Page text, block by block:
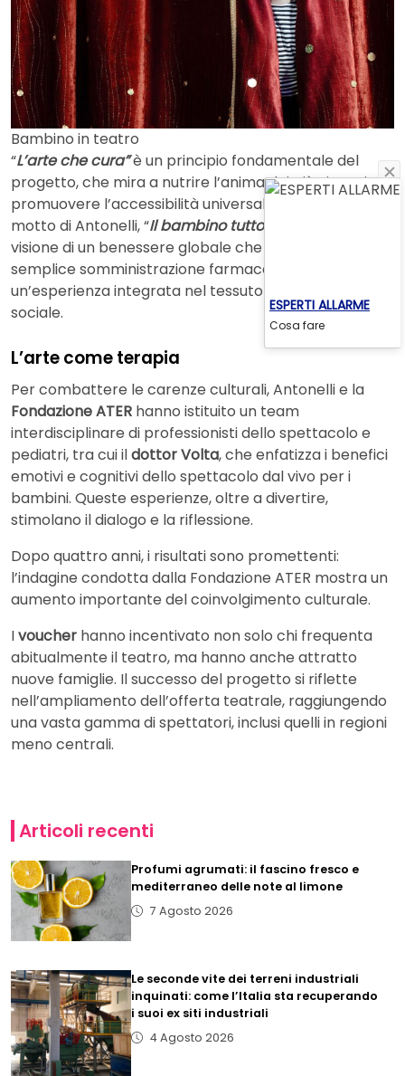
Bambino in teatro
“L’arte che cura”è un principio fondamentale del
progetto, che mira a nutrire l’anima dei più giovani e a
promuovere l’accessibilità universale alla cultura. Il
motto di Antonelli, “Il bambino tutto intero
visione di un benessere globale che supera la
semplice somministrazione farmacologica, offrendo
un’esperienza integrata nel tessuto familiare e
sociale.
L’arte come terapia
Per combattere le carenze culturali, Antonelli e la
Fondazione ATER hanno istituito un team
interdisciplinare di professionisti dello spettacolo e
pediatri, tra cui ildottor Volta, che enfatizza i benefici
emotivi e cognitivi dello spettacolo dal vivo per i
bambini. Queste esperienze, oltre a divertire,
stimolano il dialogo e la riflessione.
Dopo quattro anni, i risultati sono promettenti:
l’indagine condotta dalla Fondazione ATER mostra un
aumento importante del coinvolgimento culturale.
Ivoucher hanno incentivato non solo chi frequenta
abitualmente il teatro, ma hanno anche attratto
nuove famiglie. Il successo del progetto si riflette
nell’ampliamento dell’offerta teatrale, raggiungendo
una vasta gamma di spettatori, inclusi quelli in regioni
meno centrali.
Articoli recenti
Profumi agrumati: il fascino fresco e
mediterraneo delle note al limone
7 Agosto 2026
Le seconde vite dei terreni industriali
inquinati: come l’Italia sta recuperando
i suoi ex siti industriali
4 Agosto 2026
ESPERTI ALLARME
Cosa fare